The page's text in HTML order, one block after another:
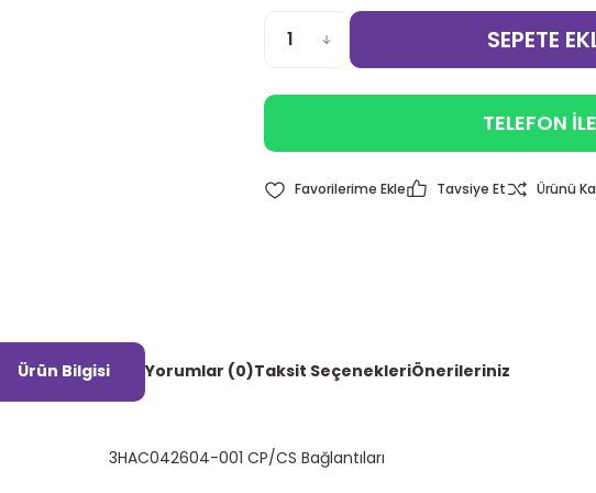
SEPETE
TELEFON
Tavsiye Et Ürünü
Ürün Bilgisi Yorumlar (0)Taksit SeçenekleriÖnerileriniz
3HAC042604-001 CP/CS Bağlantıları